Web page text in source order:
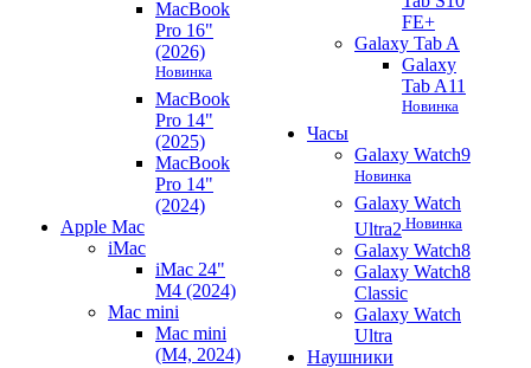
MacBook
Pro 16"
(2026)
Новинка
MacBook
Pro 14"
(2025)
MacBook
Pro 14"
(2024)
Apple Mac
iMac
iMac 24"
M4 (2024)
Mac mini
Mac mini
(M4, 2024)
FE+
Galaxy Tab A
Galaxy
Tab A11
Новинка
Часы
Galaxy Watch9
Новинка
Galaxy Watch
Ultra2 Новинка
Galaxy Watch8
Galaxy Watch8
Classic
Galaxy Watch
Ultra
Наушники